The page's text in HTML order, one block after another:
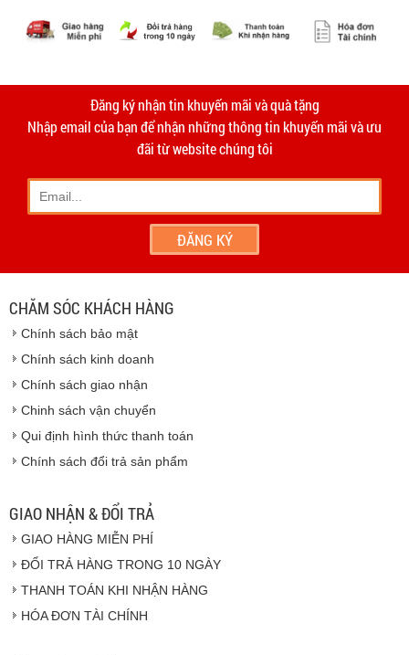
Dương
- Phương thức vận chuyển do hai bên thỏa thuận và thực
hiện trên tinh thần hợp tác, thiện chí.
- Khách hàng có thể đếngiao dịch trực tiếp tạicông ty
- Hoặc chúng tôi sẽcử nhân viên giao hàng
địa chỉ khách hàng cung cấp.
hạn 10 ngày
Vinhempich
CAM KẾT CHẤT LƯỢNG
Hàng hóa được giao cho quý khách là hàng mới
100% nguyên đai nguyên kiện.
Đăng ký nhận tin khuyến mãi và quà tặng
Nhập email của bạn để nhận những thông tin khuyến mãi và ưu
đãi từ website chúng tôi
CHĂM SÓC KHÁCH HÀNG
Chính sách bảo mật
Chính sách kinh doanh
Chính sách giao nhận
Chinh sách vận chuyển
Qui định hình thức thanh toán
Chính sách đổi trả sản phẩm
GIAO NHẬN & ĐỔI TRẢ
GIAO HÀNG MIỄN PHÍ
ĐỔI TRẢ HÀNG TRONG 10 NGÀY
THANH TOÁN KHI NHẬN HÀNG
HÓA ĐƠN TÀI CHÍNH